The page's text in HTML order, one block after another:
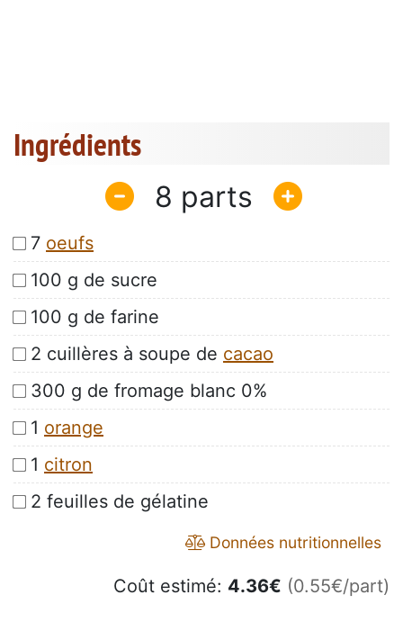
Ingrédients
8
7 oeufs
100 g de sucre
100 g de farine
2 cuillères à soupe de cacao
300 g de fromage blanc 0%
1 orange
1 citron
2 feuilles de gélatine
Données nutritionnelles
Coût estimé: 4.36€ (0.55€/part)